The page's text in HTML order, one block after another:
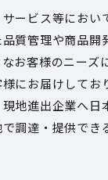
ービス等におい
質管理や商品開
お客様のニーズ
にお届けしてお
地進出企業へ日
調達・提供でき